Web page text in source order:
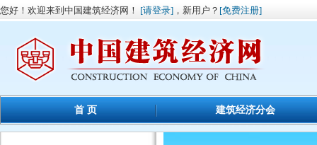
您好！欢迎来到中国建筑经济网！ [请登录] ，新用户？ [免费注册]
首 页 建筑经济分会